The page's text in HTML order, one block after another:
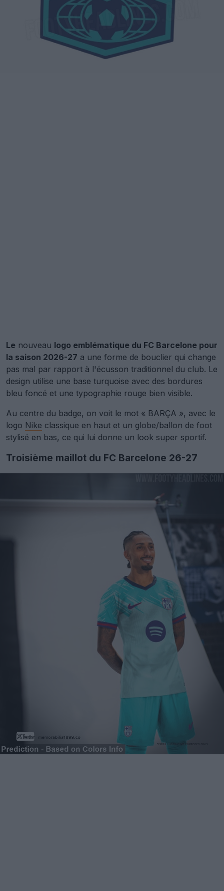
Le nouveau logo emblématique du FC Barcelone pour
la saison 2026-27 a une forme de bouclier qui change
pas mal par rapport à l'écusson traditionnel du club. Le
design utilise une base turquoise avec des bordures
bleu foncé et une typographie rouge bien visible.
Au centre du badge, on voit le mot « BARÇA », avec le
logo Nike classique en haut et un globe/ballon de foot
stylisé en bas, ce qui lui donne un look super sportif.
Troisième maillot du FC Barcelone 26-27